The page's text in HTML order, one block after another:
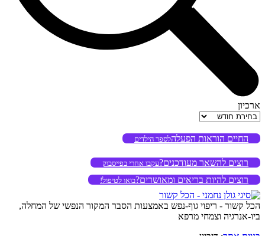
ארכיון
ארכיון
החיים הוראות הפעלהלספר הילדים
רוצים להשאר מעודכנים?עקבו אחרי בפייסבוק
רוצים להיות בריאים ומאושרים?בואו לטיפול!
הכל קשור - ריפוי גוף-נפש באמצעות הסבר המקור הנפשי של המחלה,
ביו-אנרגיה וצמחי מרפא